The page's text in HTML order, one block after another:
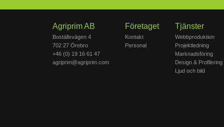
Agriprim AB
Boställsvägen 4
702 27 Örebro
+46 (0) 19 16 61 47
agriprim@agriprim.com
Företaget
Kontakt
Personal
Tjänster
Webbproduktion
Projektledning
Marknadsföring
Design & Profilering
Ljud och bild